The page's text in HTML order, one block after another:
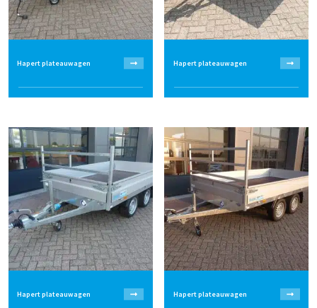
Hapert plateauwagen Hapert plateauwagen
Hapert plateauwagen Hapert plateauwagen